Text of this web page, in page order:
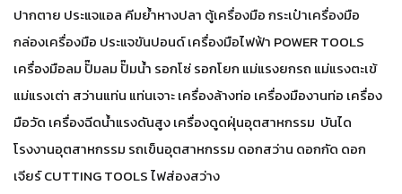
ปากตาย ประแจแอล คีมย้ำหางปลา ตู้เครื่องมือ กระเป๋าเครื่องมือ
กล่องเครื่องมือ ประแจขันปอนด์ เครื่องมือไฟฟ้า POWER TOOLS
เครื่องมือลม ปั๊มลม ปั๊มน้ำ รอกโซ่ รอกโยก แม่แรงยกรถ แม่แรงตะเข้
แม่แรงเต่า สว่านแท่น แท่นเจาะ เครื่องล้างท่อ เครื่องมืองานท่อ เครื่อง
มือวัด เครื่องฉีดน้ำแรงดันสูง เครื่องดูดฝุ่นอุตสาหกรรม บันได
โรงงานอุตสาหกรรม รถเข็นอุตสาหกรรม ดอกสว่าน ดอกกัด ดอก
เจียร์ CUTTING TOOLS ไฟส่องสว่าง